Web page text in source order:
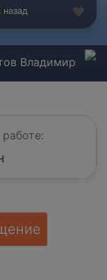
Владимир